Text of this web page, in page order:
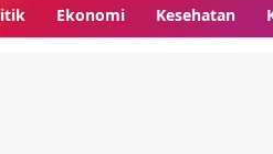
Ekonomi Kesehatan